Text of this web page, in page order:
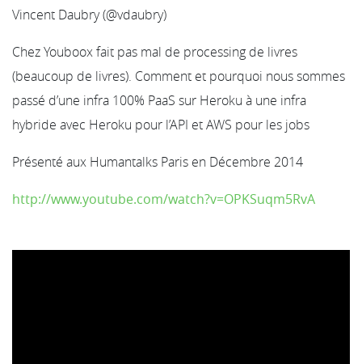
Vincent Daubry (@vdaubry)
Chez Youboox fait pas mal de processing de livres
(beaucoup de livres). Comment et pourquoi nous sommes
passé d’une infra 100% PaaS sur Heroku à une infra
hybride avec Heroku pour l’API et AWS pour les jobs
Présenté aux Humantalks Paris en Décembre 2014
http://www.youtube.com/watch?v=OPKSuqm5RvA